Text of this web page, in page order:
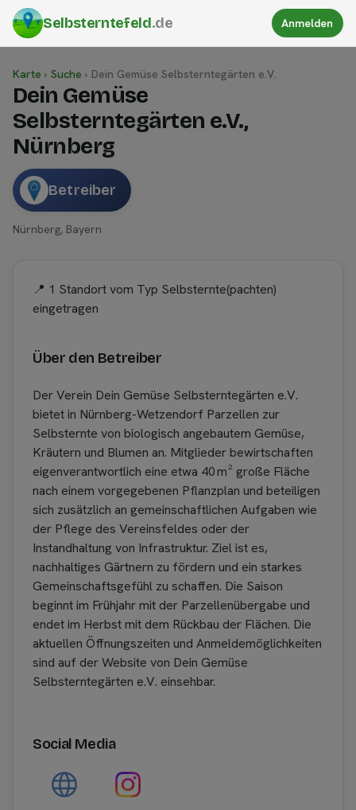
Selbsterntefeld.de Anmelden
Karte › Suche › Dein Gemüse Selbsterntegärten e.V.
Dein Gemüse
Selbsterntegärten e.V.,
Nürnberg
Betreiber
Nürnberg, Bayern
📍 1 Standort vom Typ Selbsternte(pachten)
eingetragen
Über den Betreiber
Der Verein Dein Gemüse Selbsterntegärten e.V.
bietet in Nürnberg-Wetzendorf Parzellen zur
Selbsternte von biologisch angebautem Gemüse,
Kräutern und Blumen an. Mitglieder bewirtschaften
eigenverantwortlich eine etwa 40 m² große Fläche
nach einem vorgegebenen Pflanzplan und beteiligen
sich zusätzlich an gemeinschaftlichen Aufgaben wie
der Pflege des Vereinsfeldes oder der
Instandhaltung von Infrastruktur. Ziel ist es,
nachhaltiges Gärtnern zu fördern und ein starkes
Gemeinschaftsgefühl zu schaffen. Die Saison
beginnt im Frühjahr mit der Parzellenübergabe und
endet im Herbst mit dem Rückbau der Flächen. Die
aktuellen Öffnungszeiten und Anmeldemöglichkeiten
sind auf der Website von Dein Gemüse
Selbsterntegärten e.V. einsehbar.
Social Media